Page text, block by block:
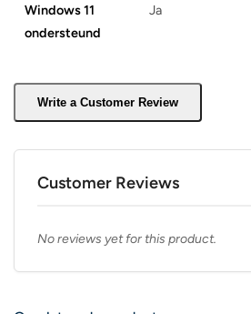
Windows 11
ondersteund
Ja
Write a Customer Review
Customer Reviews
No reviews yet for this product.